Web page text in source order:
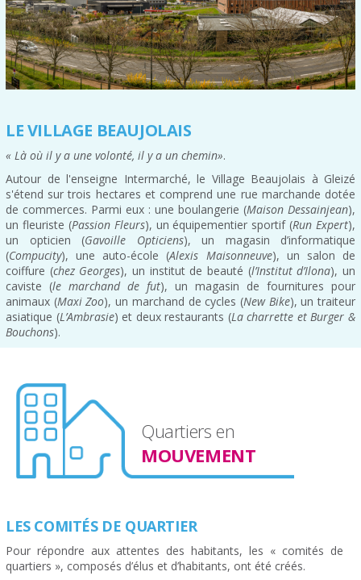
LE VILLAGE BEAUJOLAIS
« Là où il y a une volonté, il y a un chemin».
Autour de l'enseigne Intermarché, le Village Beaujolais à Gleizé
s'étend sur trois hectares et comprend une rue marchande dotée
de commerces. Parmi eux : une boulangerie (Maison Dessainjean),
un fleuriste (Passion Fleurs), un équipementier sportif (Run Expert),
un opticien (Gavoille Opticiens), un magasin d’informatique
(Compucity), une auto-école (Alexis Maisonneuve), un salon de
coiffure (chez Georges), un institut de beauté (l’Institut d’Ilona), un
caviste (le marchand de fut), un magasin de fournitures pour
animaux (Maxi Zoo), un marchand de cycles (New Bike), un traiteur
asiatique (L’Ambrasie) et deux restaurants (La charrette et Burger &
Bouchons).
Quartiers en
MOUVEMENT
LES COMITÉS DE QUARTIER
Pour répondre aux attentes des habitants, les « comités de
quartiers », composés d’élus et d’habitants, ont été créés.